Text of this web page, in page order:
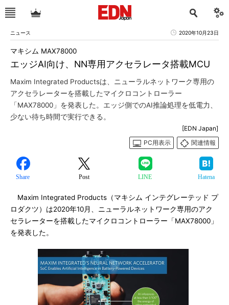
ニュース 2020年10月23日
エッジAI向け、NN専用アクセラレータ搭載MCU
マキシム MAX78000
Maxim Integrated Productsは、ニューラルネットワーク専用の
アクセラレーターを搭載したマイクロコントローラー
「MAX78000」を発表した。エッジ側でのAI推論処理を低電力、
少ない待ち時間で実行できる。
[EDN Japan]
PC用表示
関連情報
Share Post LINE Hatena
Maxim Integrated Products（マキシム インテグレーテッド プ
ロダクツ）は2020年10月、ニューラルネットワーク専用のアク
セラレーターを搭載したマイクロコントローラー「MAX78000」
を発表した。